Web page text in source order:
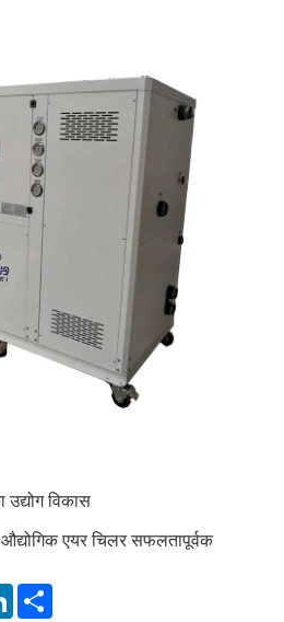
उद्योग विकास
एयर चिलर सफलतापूर्वक
LinkedIn